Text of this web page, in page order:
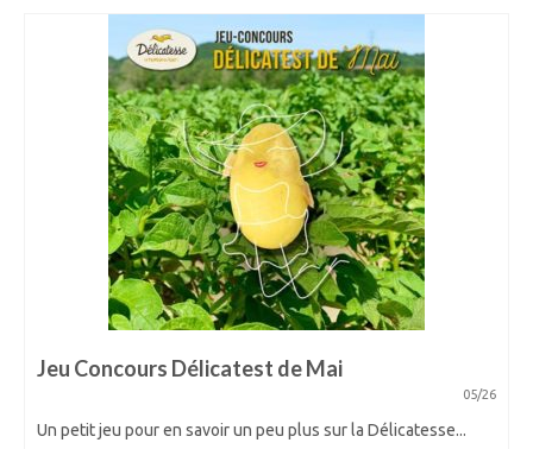
Jeu Concours Délicatest de Mai
05/26
Un petit jeu pour en savoir un peu plus sur la Délicatesse...